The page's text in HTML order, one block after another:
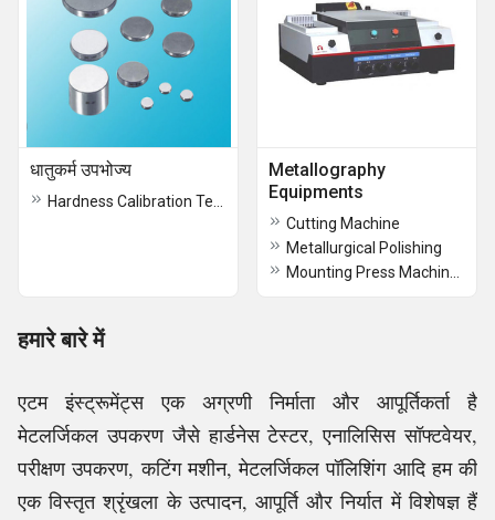
धातुकर्म उपभोज्य
Metallography
Equipments
Cutting Machine
Metallurgical Polishing
हमारे बारे में
एटम इंस्ट्रूमेंट्स एक अग्रणी निर्माता और आपूर्तिकर्ता है
मेटलर्जिकल उपकरण जैसे हार्डनेस टेस्टर, एनालिसिस सॉफ्टवेयर,
परीक्षण उपकरण, कटिंग मशीन, मेटलर्जिकल पॉलिशिंग आदि हम की
एक विस्तृत श्रृंखला के उत्पादन, आपूर्ति और निर्यात में विशेषज्ञ हैं